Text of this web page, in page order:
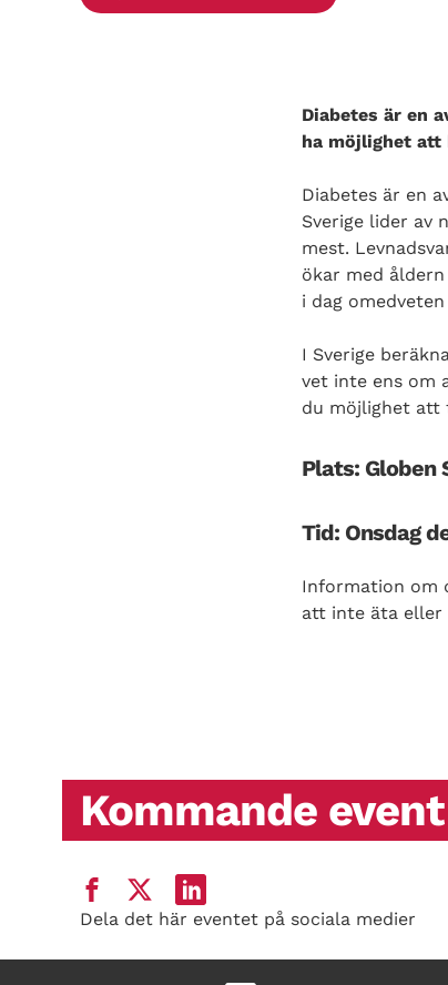
Diabetes är en
ha möjlighet att
Diabetes är en
Sverige lider av
mest.
ökar med
i dag
I Sverige
vet inte ens om
du möjlighet att
Plats: Globen
Tid: Onsdag
Information om
att inte äta eller
Kommande event
Dela det här eventet på sociala medier